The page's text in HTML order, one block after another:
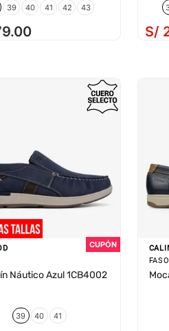
39 40 41 42 43
.00 S/
Náutico Azul 1CB4002
39 40 41